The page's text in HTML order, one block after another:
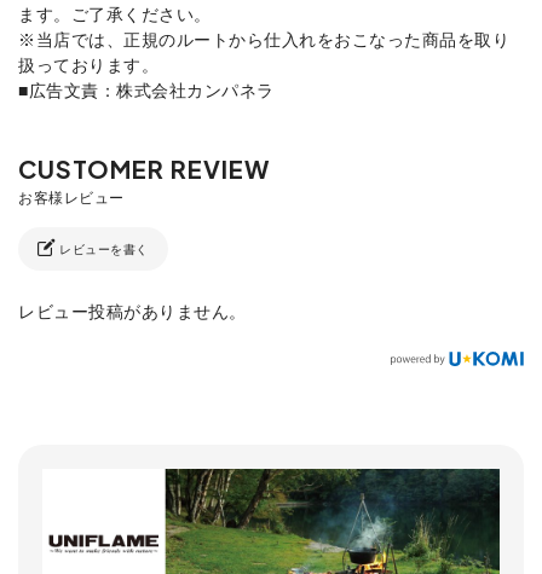
ます。ご了承ください。
※当店では、正規のルートから仕入れをおこなった商品を取り
扱っております。
■広告文責：株式会社カンパネラ
レビューを書く
レビュー投稿がありません。